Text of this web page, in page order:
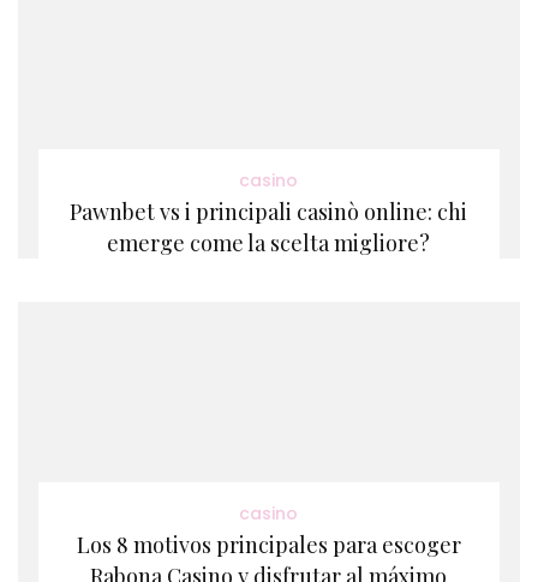
casino
Pawnbet vs i principali casinò online: chi
emerge come la scelta migliore?
casino
Los 8 motivos principales para escoger
Rabona Casino y disfrutar al máximo